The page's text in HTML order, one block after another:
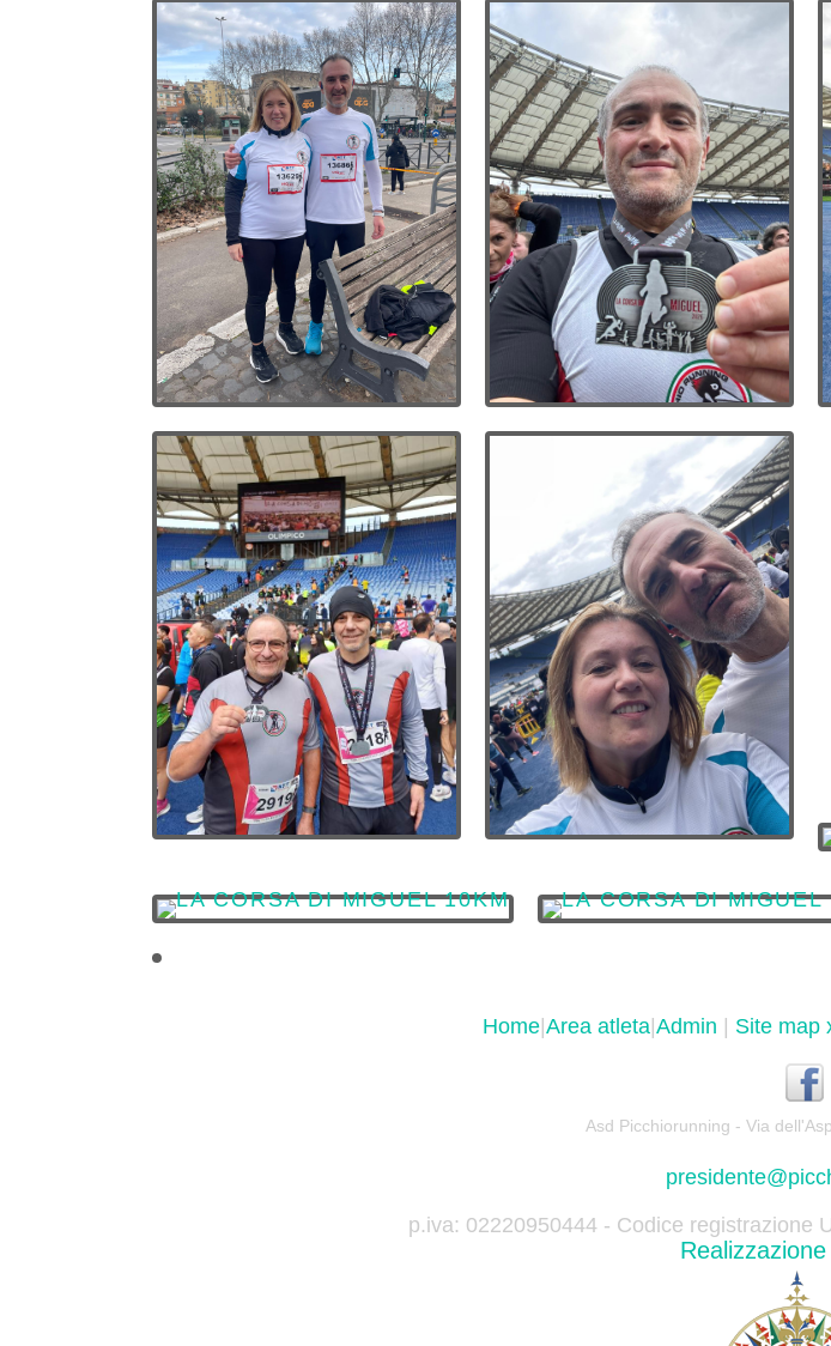
Home| Area atleta| Admin Site map
Asd Picchiorunning - Via
p.iva: 02220950444 - Codice registrazione